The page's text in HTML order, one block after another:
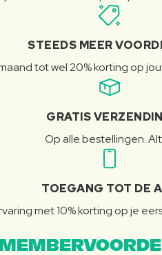
STEEDS MEER
tot wel 20% korting op
GRATIS
Op alle bestellingen.
TOEGANG TOT DE
met 10% korting op je